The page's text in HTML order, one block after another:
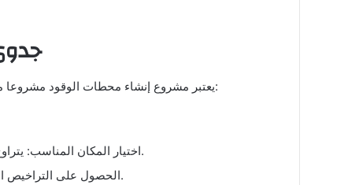
يعتبر مشروع إنشاء محطات الوقود مشروعا مربحا يتطلب جدوى اقتصادية واضحة. تشمل الخطوات اللازمة:
اختيار المكان المناسب: يتراوح المساحة المطلوبة بين 1300 متر إلى 6000 متر مربع.
الحصول على التراخيص اللازمة: يجب الحصول على التصاريح من الجهات المعنية.